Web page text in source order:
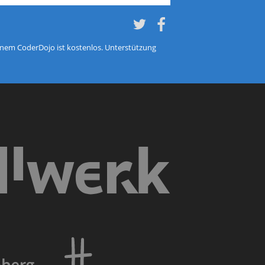
CoderDojo ist kostenlos. Unterstützung